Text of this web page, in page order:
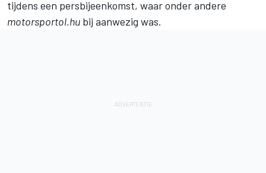
tijdens een persbijeenkomst, waar onder andere
motorsportol.hu bij aanwezig was.